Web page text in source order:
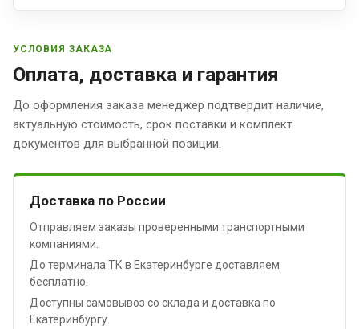
УСЛОВИЯ ЗАКАЗА
Оплата, доставка и гарантия
До оформления заказа менеджер подтвердит наличие,
актуальную стоимость, срок поставки и комплект
документов для выбранной позиции.
Доставка по России
Отправляем заказы проверенными транспортными
компаниями.
До терминала ТК в Екатеринбурге доставляем
бесплатно.
Доступны самовывоз со склада и доставка по
Екатеринбургу.